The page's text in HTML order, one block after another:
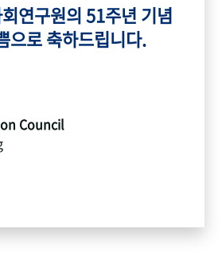
연구원의 51주년 기념
으로 축하드립니다.
Council